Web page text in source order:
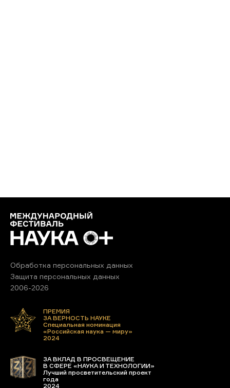
Обработка персональных данных
Защита персональных данных
2006-2026
ПРЕМИЯ
ЗА ВЕРНОСТЬ НАУКЕ
Специальная номинация
«Российская наука — миру»
2024
ЗА ВКЛАД В ПРОСВЕЩЕНИЕ
В СФЕРЕ «НАУКА И ТЕХНОЛОГИИ»
Лучший просветительский проект
года
2024